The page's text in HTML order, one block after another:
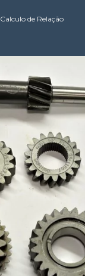
Calculo de Relação